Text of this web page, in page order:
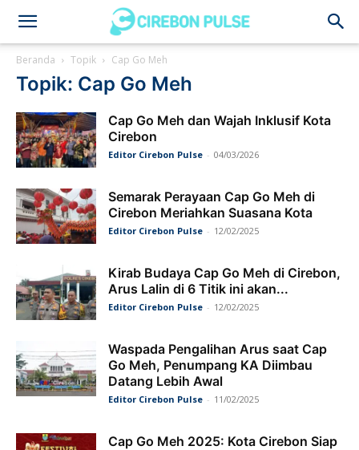
Cirebon
Pulse
Beranda Topik Cap Go Meh
Topik: Cap Go Meh
Cap Go Meh dan Wajah Inklusif Kota
Cirebon
Editor Cirebon Pulse - 04/03/2026
Semarak Perayaan Cap Go Meh di
Cirebon Meriahkan Suasana Kota
Editor Cirebon Pulse - 12/02/2025
Kirab Budaya Cap Go Meh di Cirebon,
Arus Lalin di 6 Titik ini akan...
Editor Cirebon Pulse - 12/02/2025
Waspada Pengalihan Arus saat Cap
Go Meh, Penumpang KA Diimbau
Datang Lebih Awal
Editor Cirebon Pulse - 11/02/2025
Cap Go Meh 2025: Kota Cirebon Siap